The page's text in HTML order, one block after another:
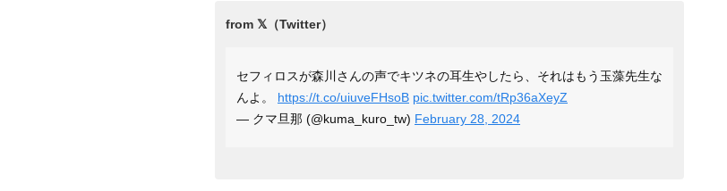
セフィロスが森川さんの声でキツネの耳生やしたら、それはもう玉藻先生な
んよ。 https://t.co/uiuveFHsoB pic.twitter.com/tRp36aXeyZ
— クマ旦那 (@kuma_kuro_tw) February 28, 2024